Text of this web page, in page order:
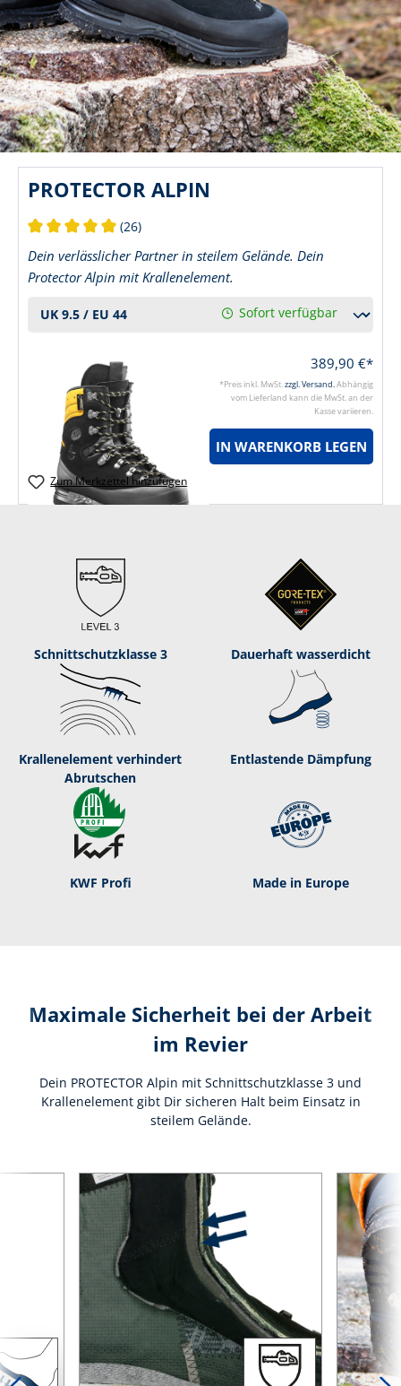
PROTECTOR ALPIN
(26)
Dein verlässlicher Partner in steilem Gelände. Dein
Protector Alpin mit Krallenelement.
Sofort verfügbar
389,90 €*
*Preis inkl. MwSt.zzgl. Versand.Abhängig
vom Lieferland kann die MwSt. an der
Kasse variieren.
IN WARENKORB LEGEN
Zum Merkzettel hinzufügen
Schnittschutzklasse 3 Dauerhaft was­ser­dicht
Kral­len­ele­ment ver­hin­dert
Ab­rut­schen
Entlastende Dämpf­ung
KWF Profi Made in Europe
Maximale Sicherheit bei der Arbeit
im Revier
Dein PROTECTOR Alpin mit Schnittschutzklasse 3 und
Krallenelement gibt Dir sicheren Halt beim Einsatz in
steilem Gelände.